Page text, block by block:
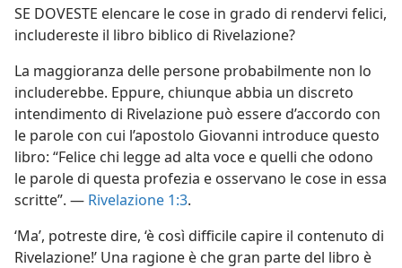
SE DOVESTE elencare le cose in grado di rendervi felici,
includereste il libro biblico di Rivelazione?
La maggioranza delle persone probabilmente non lo
includerebbe. Eppure, chiunque abbia un discreto
intendimento di Rivelazione può essere d’accordo con
le parole con cui l’apostolo Giovanni introduce questo
libro: “Felice chi legge ad alta voce e quelli che odono
le parole di questa profezia e osservano le cose in essa
scritte”. — Rivelazione 1:3.
‘Ma’, potreste dire, ‘è così difficile capire il contenuto di
Rivelazione!’ Una ragione è che gran parte del libro è